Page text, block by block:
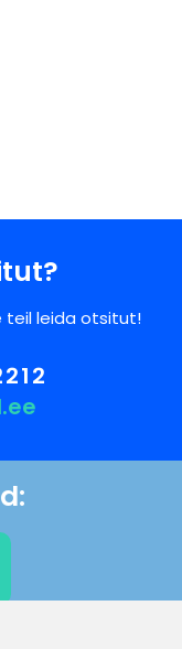
teil leida otsitut!